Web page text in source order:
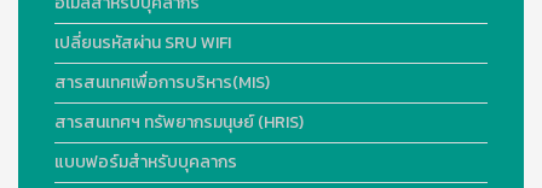
เปลี่ยนรหัสผ่าน SRU WIFI
สารสนเทศเพื่อการบริหาร(MIS)
สารสนเทศฯ ทรัพยากรมนุษย์ (HRIS)
แบบฟอร์มสำหรับบุคลากร